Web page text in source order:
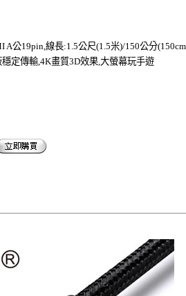
A公19pin,線長:1.5公尺(1.5米)/150公分
定傳輸,4K畫質3D效果,大螢幕玩手遊